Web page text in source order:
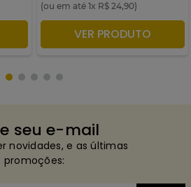
(ou em até 1x R$ 24,90)
ADICIONAR À SACOLA
VER PRODUTO
seu e-mail
novidades, e as últimas
promoções: